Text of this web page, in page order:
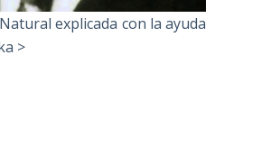
explicada con la ayuda
>